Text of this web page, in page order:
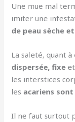
Une mue mal
imiter une
de peau sèche
La saleté, quant
dispersée, fixe
les interstices
les acariens
Il ne faut surtout